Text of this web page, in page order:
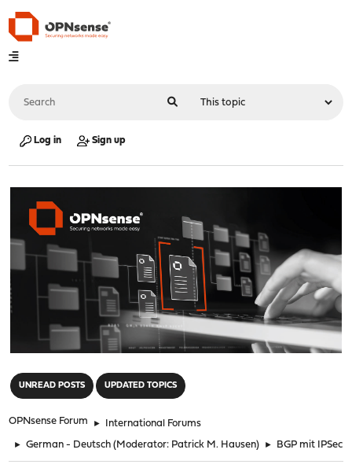
Log in Sign up
UNREAD POSTS UPDATED TOPICS
OPNsense Forum ► International Forums
► German - Deutsch (Moderator: Patrick M. Hausen) ► BGP mit IPSec